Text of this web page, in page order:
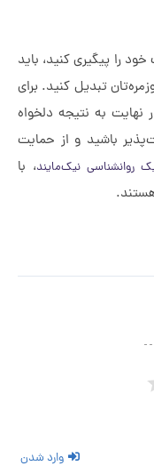
کنید، باید
کنید. برای
نتیجه دلخواه
و از حمایت
نیک‌مایند ، با
وارد شدن